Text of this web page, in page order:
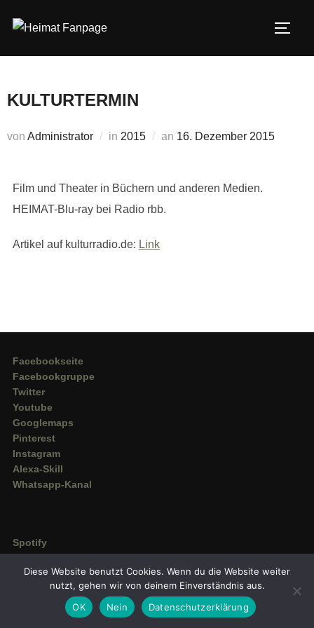
Inhalt
KULTURTERMIN
von Administrator in 2015 an Veröffentlicht
16. Dezember 2015
Film und Theater in Büchern und anderen Medien.
HEIMAT-Blu-ray bei Radio rbb.
Artikel auf kulturradio.de: Link
Facebookseite
Facebookgruppe
Twitter
Youtube
Googlemaps
Pinterest
Instagram
Alexa-Skill
Whatsapp-Kanal
Spotify
Amazon Music
Diese Website benutzt Cookies. Wenn du die Website weiter
nutzt, gehen wir von deinem Einverständnis aus.
OK
Nein Datenschutzerklärung